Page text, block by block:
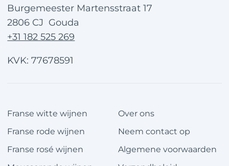
Burgemeester Martensstraat 17
2806 CJ Gouda
+31 182 525 269
KVK: 77678591
Franse witte wijnen
Franse rode wijnen
Franse rosé wijnen
Over ons
Neem contact op
Algemene voorwaarden